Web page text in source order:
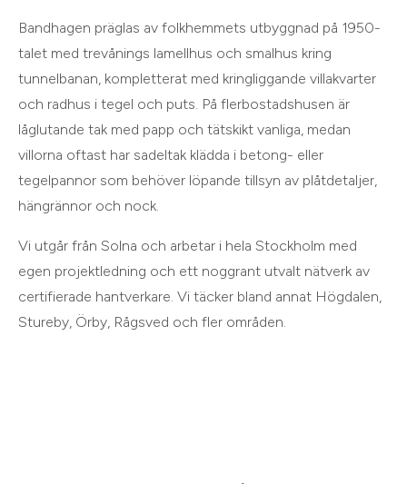
Bandhagen präglas av folkhemmets utbyggnad på 1950-
talet med trevånings lamellhus och smalhus kring
tunnelbanan, kompletterat med kringliggande villakvarter
och radhus i tegel och puts. På flerbostadshusen är
låglutande tak med papp och tätskikt vanliga, medan
villorna oftast har sadeltak klädda i betong- eller
tegelpannor som behöver löpande tillsyn av plåtdetaljer,
hängrännor och nock.
Vi utgår från Solna och arbetar i hela Stockholm med
egen projektledning och ett noggrant utvalt nätverk av
certifierade hantverkare. Vi täcker bland annat Högdalen,
Stureby, Örby, Rågsved och fler områden.